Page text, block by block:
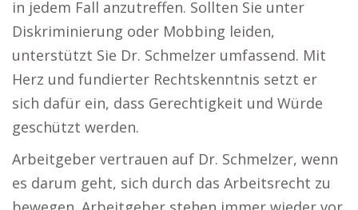
in jedem Fall anzutreffen. Sollten Sie unter
Diskriminierung oder Mobbing leiden,
unterstützt Sie Dr. Schmelzer umfassend. Mit
Herz und fundierter Rechtskenntnis setzt er
sich dafür ein, dass Gerechtigkeit und Würde
geschützt werden.
Arbeitgeber vertrauen auf Dr. Schmelzer, wenn
es darum geht, sich durch das Arbeitsrecht zu